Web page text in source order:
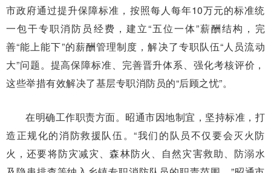
市政府通过提升保障标准，按照每人每年10万元的标准统
一包干专职消防员经费，建立“五位一体”薪酬结构，完
善“能上能下”的薪酬管理制度，解决了专职队伍“人员流动
大”问题。提高保障标准、完善晋升体系、强化考核评价，
这些举措有效解决了基层专职消防员的“后顾之忧”。
在明确工作职责方面。昭通市因地制宜，坚持标准，打
造正规化的消防救援队伍。“我们的队员不仅要会灭火防
火，还要将防灾减灾、森林防火、自然灾害救助、防溺水